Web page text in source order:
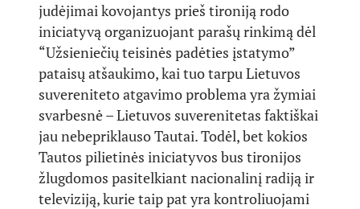
judėjimai kovojantys prieš tironiją rodo
iniciatyvą organizuojant parašų rinkimą dėl
“Užsieniečių teisinės padėties įstatymo”
pataisų atšaukimo, kai tuo tarpu Lietuvos
suvereniteto atgavimo problema yra žymiai
svarbesnė – Lietuvos suverenitetas faktiškai
jau nebepriklauso Tautai. Todėl, bet kokios
Tautos pilietinės iniciatyvos bus tironijos
žlugdomos pasitelkiant nacionalinį radiją ir
televiziją, kurie taip pat yra kontroliuojami